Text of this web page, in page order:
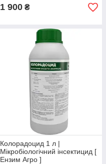
1 900 ₴
Колорадоцид 1 л |
Мікробіологічний інсектицид [
Ензим Агро ]